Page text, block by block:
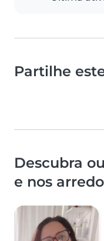
Partilhe
Descubra
e nos